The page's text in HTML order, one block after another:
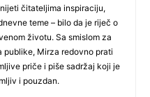
čitateljima inspiraciju,
teme – bilo da je riječ o
životu. Sa smislom za
publike, Mirza redovno prati
priče i piše sadržaj koji je
i pouzdan.